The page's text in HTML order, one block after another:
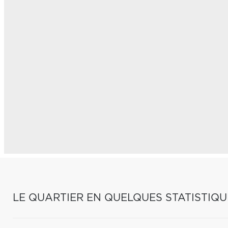
LE QUARTIER EN QUELQUES